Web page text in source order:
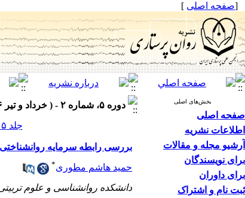
[صفحه اصلی ]
بخش‌های اصلی
صفحه اصلی
اطلاعات نشریه
آرشیو مجله و مقالات
برای نویسندگان
برای داوران
ثبت نام و اشتراک
دوره ۵، شماره ۲ - ( خرداد و تیر ۱۳۹۶ )
جلد ۵ شماره ۲ صفحات ۵۱-۴۵
بررسی رابطه سرمایه
حمید هاشم مطوری*
دانشکده روانشناسی و علوم